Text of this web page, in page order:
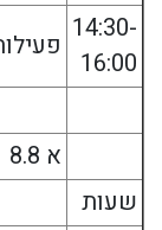
14:30-
16:00
א 8.8
שעות